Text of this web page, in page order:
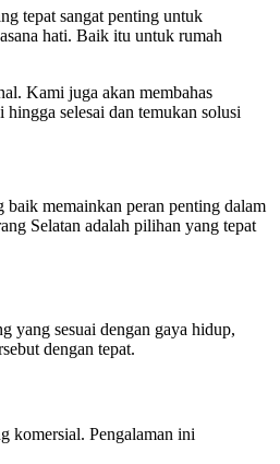
tepat sangat penting untuk
hati. Baik itu untuk rumah
Kami juga akan membahas
selesai dan temukan solusi
baik memainkan peran penting dalam
Selatan adalah pilihan yang tepat
yang sesuai dengan gaya hidup,
dengan tepat.
komersial. Pengalaman ini